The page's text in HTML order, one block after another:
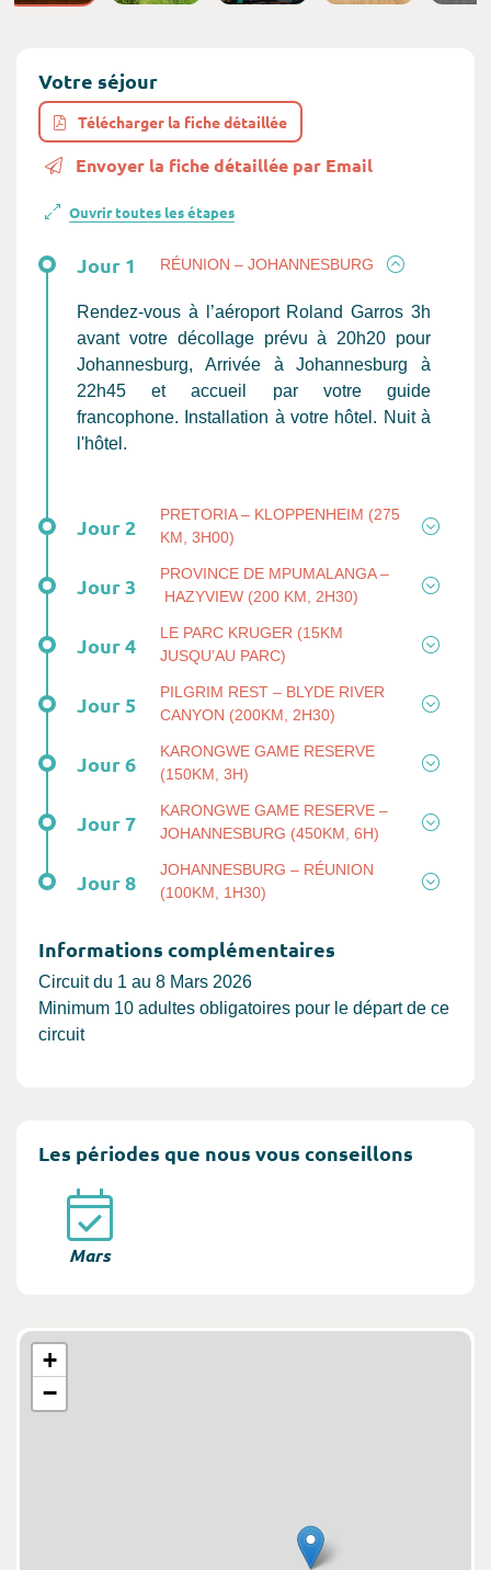
Votre séjour
Télécharger la fiche détaillée
Envoyer la fiche détaillée par Email
Ouvrir toutes les étapes
Jour 1 RÉUNION – JOHANNESBURG
Rendez-vous à l’aéroport Roland Garros 3h
avant votre décollage prévu à 20h20 pour
Johannesburg, Arrivée à Johannesburg à
22h45 et accueil par votre guide
francophone. Installation à votre hôtel. Nuit à
l'hôtel.
Jour 2
PRETORIA – KLOPPENHEIM (275
KM, 3H00)
Jour 3
PROVINCE DE MPUMALANGA –
HAZYVIEW (200 KM, 2H30)
Jour 4
LE PARC KRUGER (15KM
JUSQU’AU PARC)
Jour 5
PILGRIM REST – BLYDE RIVER
CANYON (200KM, 2H30)
Jour 6
KARONGWE GAME RESERVE
(150KM, 3H)
Jour 7
KARONGWE GAME RESERVE –
JOHANNESBURG (450KM, 6H)
Jour 8
JOHANNESBURG – RÉUNION
(100KM, 1H30)
Informations complémentaires
Circuit du 1 au 8 Mars 2026
Minimum 10 adultes obligatoires pour le départ de ce
circuit
Les périodes que nous vous conseillons
Mars
+
−